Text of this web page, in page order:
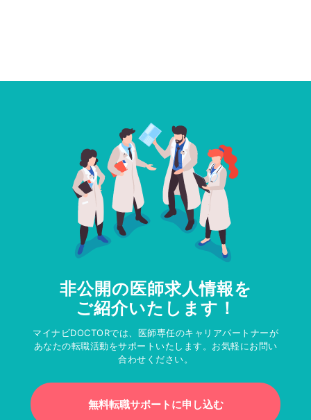
非公開の医師求人情報を
ご紹介いたします！
マイナビDOCTORでは、医師専任のキャリアパートナーが
あなたの転職活動をサポートいたします。お気軽にお問い
合わせください。
無料転職サポートに申し込む